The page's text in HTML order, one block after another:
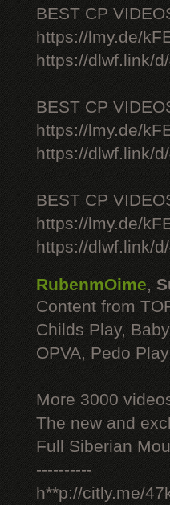
BEST CP
https://lmy.de/
https://dlwf.link/
BEST CP
https://lmy.de/
https://dlwf.link/
BEST CP
https://lmy.de/
https://dlwf.link/
RubenmOime,
Content from
Childs Play,
OPVA, Pedo
More 3000
The new and
Full Siberian
----------
h**p://citly.me/